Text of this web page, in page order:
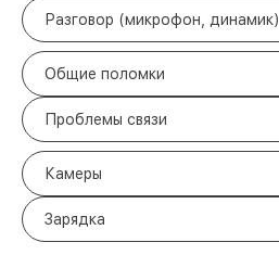
Разговор (микрофон, динамик)
Общие поломки
Проблемы связи
Камеры
Зарядка